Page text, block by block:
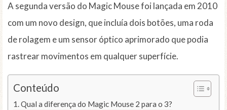
A segunda versão do Magic Mouse foi lançada em 2010
com um novo design, que incluía dois botões, uma roda
de rolagem e um sensor óptico aprimorado que podia
rastrear movimentos em qualquer superfície.
Conteúdo
Qual a diferença do Magic Mouse 2 para o 3?